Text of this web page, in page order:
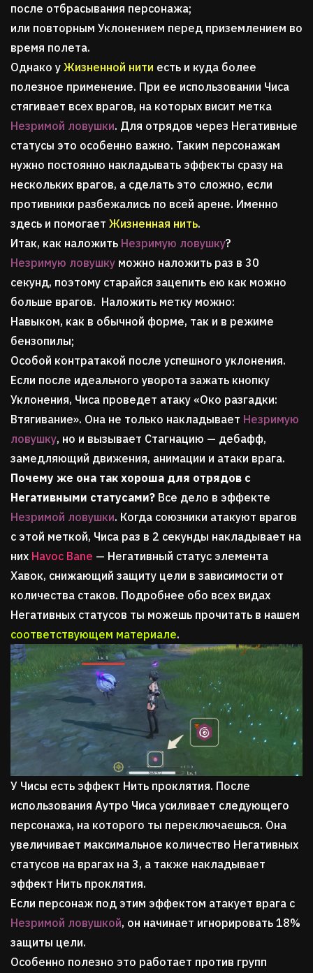
после отбрасывания персонажа;
или повторным Уклонением перед приземлением во
время полета.
Однако у Жизненной нити есть и куда более
полезное применение. При ее использовании Чиса
стягивает всех врагов, на которых висит метка
Незримой ловушки. Для отрядов через Негативные
статусы это особенно важно. Таким персонажам
нужно постоянно накладывать эффекты сразу на
нескольких врагов, а сделать это сложно, если
противники разбежались по всей арене. Именно
здесь и помогает Жизненная нить.
Итак, как наложить Незримую ловушку?
Незримую ловушку можно наложить раз в 30
секунд, поэтому старайся зацепить ею как можно
больше врагов. Наложить метку можно:
Навыком, как в обычной форме, так и в режиме
бензопилы;
Особой контратакой после успешного уклонения.
Если после идеального уворота зажать кнопку
Уклонения, Чиса проведет атаку «Око разгадки:
Втягивание». Она не только накладывает Незримую
ловушку, но и вызывает Стагнацию — дебафф,
замедляющий движения, анимации и атаки врага.
Почему же она так хороша для отрядов с
Негативными статусами? Все дело в эффекте
Незримой ловушки. Когда союзники атакуют врагов
с этой меткой, Чиса раз в 2 секунды накладывает на
них Havoc Bane — Негативный статус элемента
Хавок, снижающий защиту цели в зависимости от
количества стаков. Подробнее обо всех видах
Негативных статусов ты можешь прочитать в нашем
соответствующем материале.
У Чисы есть эффект Нить проклятия. После
использования Аутро Чиса усиливает следующего
персонажа, на которого ты переключаешься. Она
увеличивает максимальное количество Негативных
статусов на врагах на 3, а также накладывает
эффект Нить проклятия.
Если персонаж под этим эффектом атакует врага с
Незримой ловушкой, он начинает игнорировать 18%
защиты цели.
Особенно полезно это работает против групп